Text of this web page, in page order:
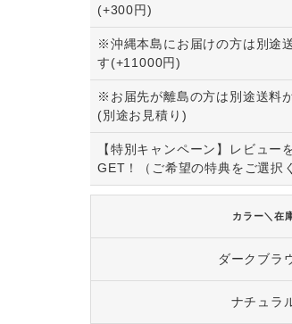
(+300円)
※沖縄本島にお届けの方は別途
す(+11000円)
※お届先が離島の方は別途送料
(別途お見積り)
【特別キャンペーン】レビュー
GET！（ご希望の特典をご選択
カラー＼在
ダークブラ
ナチュラ